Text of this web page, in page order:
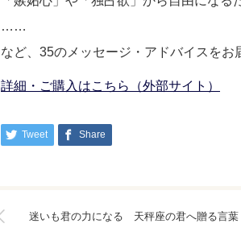
……
など、35のメッセージ・アドバイスをお
詳細・ご購入はこちら（外部サイト）
Tweet Share
迷いも君の力になる 天秤座の君へ贈る言葉